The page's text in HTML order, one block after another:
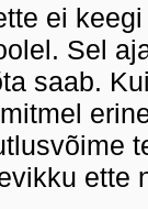
ei
Sel
saab.
ette